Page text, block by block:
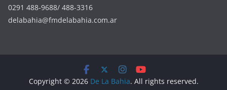
0291 488-9688/ 488-3316
delabahia@fmdelabahia.com.ar
Copyright © 2026 De La Bahia. All rights reserved.